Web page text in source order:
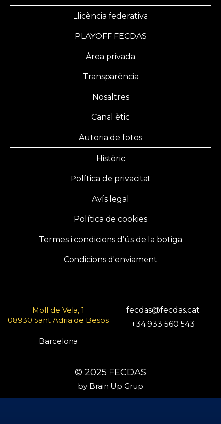
Llicència federativa
PLAYOFF FECDAS
Àrea privada
Transparència
Nosaltres
Canal ètic
Autoria de fotos
Històric
Política de privacitat
Avís legal
Política de cookies
Termes i condicions d’ús de la botiga
Condicions d'enviament
Moll de Vela, 1
08930 Sant Adrià de Besòs
Barcelona
fecdas@fecdas.cat
+34 933 560 543
© 2025 FECDAS
by Brain Up Grup